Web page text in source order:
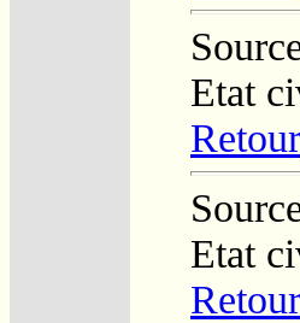
Etat
Retour
Etat
Retour